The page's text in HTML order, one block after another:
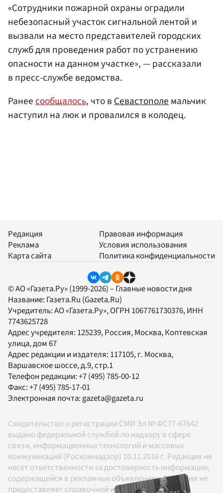
«Сотрудники пожарной охраны оградили
небезопасный участок сигнальной лентой и
вызвали на место представителей городских
служб для проведения работ по устранению
опасности на данном участке», — рассказали
в пресс-службе ведомства.
Ранеесообщалось, что вСевастополемальчик
наступил на люк и провалился в колодец.
Редакция
Реклама
Карта сайта
Правовая информация
Условия использования
Политика конфиденциальности
© АО «Газета.Ру» (1999-2026) – Главные новости дня
Название: Газета.Ru (Gazeta.Ru)
Учредитель:АО «Газета.Ру», ОГРН 1067761730376, ИНН
7743625728
Адрес учредителя: 125239, Россия, Москва, Коптевская
улица, дом 67
Адрес редакции и издателя: 117105, г. Москва,
Варшавское шоссе, д.9, стр.1
Телефон редакции:+7 (495) 785-00-12
Факс:+7 (495) 785-17-01
Электронная почта:gazeta@gazeta.ru
Свидетельство о регистрации СМИ Эл № ФС77-67642
выдано федеральной службой по надзору в сфере
связи, информационных технологий и массовых
коммуникаций (Роскомнадзор) 10.11.2016 г. Редакция не
несет ответственности за достоверность информации,
содержащейся в рекламных объявлениях. Редакция не
предоставляет справочной информации.